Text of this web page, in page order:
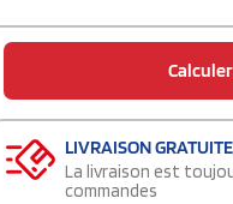
LIVRAISON GRATUITE
La livraison est
commandes